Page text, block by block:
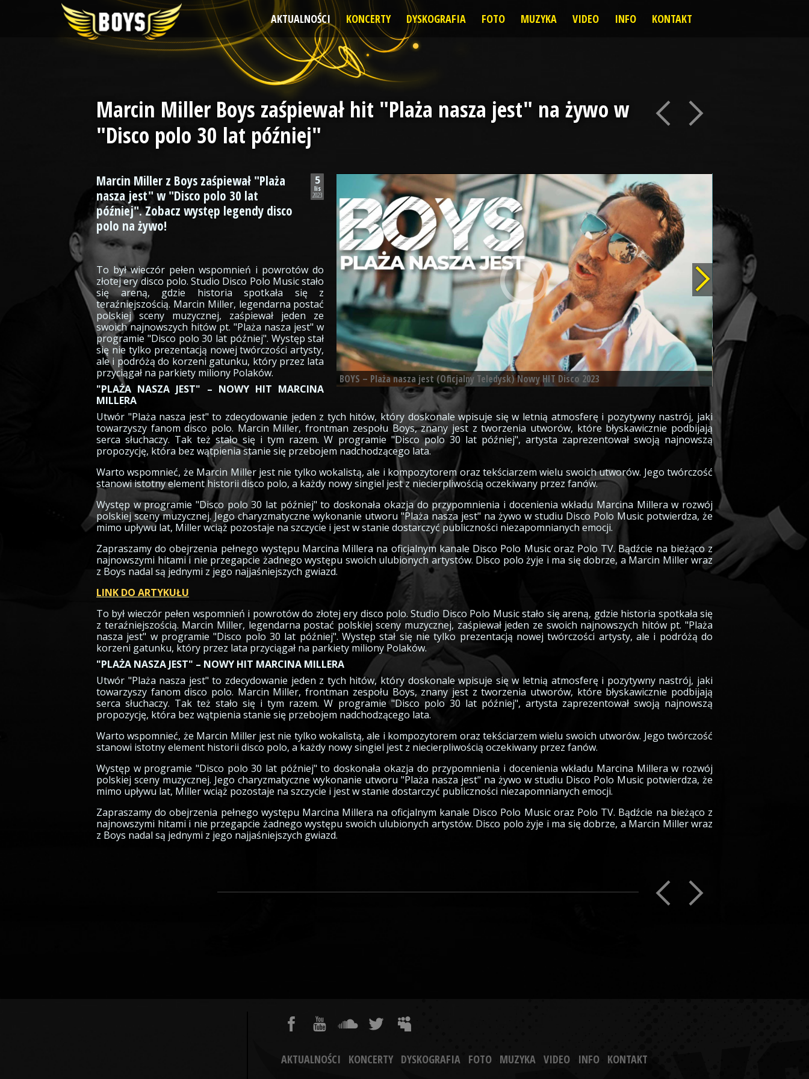
AKTUALNOŚCI KONCERTY DYSKOGRAFIA FOTO MUZYKA VIDEO INFO KONTAKT
Marcin Miller Boys zaśpiewał hit "Plaża nasza jest" na żywo w
"Disco polo 30 lat później"
BOYS – Plaża nasza jest (Oficjalny Teledysk) Nowy HIT Disco 2023
5
lis
2023
Marcin Miller z Boys zaśpiewał "Plaża
nasza jest" w "Disco polo 30 lat
później". Zobacz występ legendy disco
polo na żywo!
To był wieczór pełen wspomnień i powrotów do
złotej ery disco polo. Studio Disco Polo Music stało
się areną, gdzie historia spotkała się z
teraźniejszością. Marcin Miller, legendarna postać
polskiej sceny muzycznej, zaśpiewał jeden ze
swoich najnowszych hitów pt. "Plaża nasza jest" w
programie "Disco polo 30 lat później". Występ stał
się nie tylko prezentacją nowej twórczości artysty,
ale i podróżą do korzeni gatunku, który przez lata
przyciągał na parkiety miliony Polaków.
"PLAŻA NASZA JEST" – NOWY HIT MARCINA
MILLERA
Utwór "Plaża nasza jest" to zdecydowanie jeden z tych hitów, który doskonale wpisuje się w letnią atmosferę i pozytywny nastrój, jaki
towarzyszy fanom disco polo. Marcin Miller, frontman zespołu Boys, znany jest z tworzenia utworów, które błyskawicznie podbijają
serca słuchaczy. Tak też stało się i tym razem. W programie "Disco polo 30 lat później", artysta zaprezentował swoją najnowszą
propozycję, która bez wątpienia stanie się przebojem nadchodzącego lata.
Warto wspomnieć, że Marcin Miller jest nie tylko wokalistą, ale i kompozytorem oraz tekściarzem wielu swoich utworów. Jego twórczość
stanowi istotny element historii disco polo, a każdy nowy singiel jest z niecierpliwością oczekiwany przez fanów.
Występ w programie "Disco polo 30 lat później" to doskonała okazja do przypomnienia i docenienia wkładu Marcina Millera w rozwój
polskiej sceny muzycznej. Jego charyzmatyczne wykonanie utworu "Plaża nasza jest" na żywo w studiu Disco Polo Music potwierdza, że
mimo upływu lat, Miller wciąż pozostaje na szczycie i jest w stanie dostarczyć publiczności niezapomnianych emocji.
Zapraszamy do obejrzenia pełnego występu Marcina Millera na oficjalnym kanale Disco Polo Music oraz Polo TV. Bądźcie na bieżąco z
najnowszymi hitami i nie przegapcie żadnego występu swoich ulubionych artystów. Disco polo żyje i ma się dobrze, a Marcin Miller wraz
z Boys nadal są jednymi z jego najjaśniejszych gwiazd.
LINK DO ARTYKUŁU
To był wieczór pełen wspomnień i powrotów do złotej ery disco polo. Studio Disco Polo Music stało się areną, gdzie historia spotkała się
z teraźniejszością. Marcin Miller, legendarna postać polskiej sceny muzycznej, zaśpiewał jeden ze swoich najnowszych hitów pt. "Plaża
nasza jest" w programie "Disco polo 30 lat później". Występ stał się nie tylko prezentacją nowej twórczości artysty, ale i podróżą do
korzeni gatunku, który przez lata przyciągał na parkiety miliony Polaków.
"PLAŻA NASZA JEST" – NOWY HIT MARCINA MILLERA
Utwór "Plaża nasza jest" to zdecydowanie jeden z tych hitów, który doskonale wpisuje się w letnią atmosferę i pozytywny nastrój, jaki
towarzyszy fanom disco polo. Marcin Miller, frontman zespołu Boys, znany jest z tworzenia utworów, które błyskawicznie podbijają
serca słuchaczy. Tak też stało się i tym razem. W programie "Disco polo 30 lat później", artysta zaprezentował swoją najnowszą
propozycję, która bez wątpienia stanie się przebojem nadchodzącego lata.
Warto wspomnieć, że Marcin Miller jest nie tylko wokalistą, ale i kompozytorem oraz tekściarzem wielu swoich utworów. Jego twórczość
stanowi istotny element historii disco polo, a każdy nowy singiel jest z niecierpliwością oczekiwany przez fanów.
Występ w programie "Disco polo 30 lat później" to doskonała okazja do przypomnienia i docenienia wkładu Marcina Millera w rozwój
polskiej sceny muzycznej. Jego charyzmatyczne wykonanie utworu "Plaża nasza jest" na żywo w studiu Disco Polo Music potwierdza, że
mimo upływu lat, Miller wciąż pozostaje na szczycie i jest w stanie dostarczyć publiczności niezapomnianych emocji.
Zapraszamy do obejrzenia pełnego występu Marcina Millera na oficjalnym kanale Disco Polo Music oraz Polo TV. Bądźcie na bieżąco z
najnowszymi hitami i nie przegapcie żadnego występu swoich ulubionych artystów. Disco polo żyje i ma się dobrze, a Marcin Miller wraz
z Boys nadal są jednymi z jego najjaśniejszych gwiazd.
AKTUALNOŚCI KONCERTY DYSKOGRAFIA FOTO MUZYKA VIDEO INFO KONTAKT